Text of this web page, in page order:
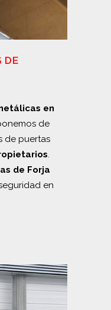
DE
en
de
de puertas
.
de Forja
en